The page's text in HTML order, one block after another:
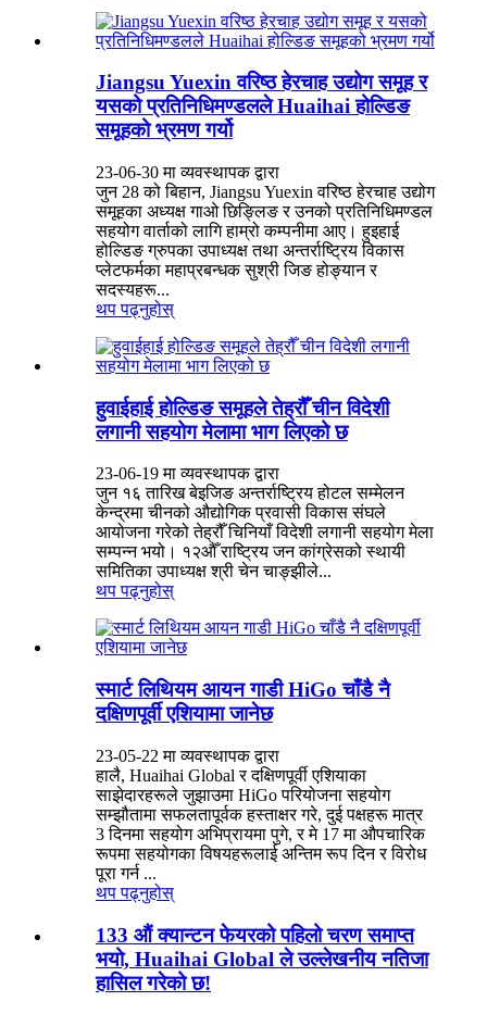
Jiangsu Yuexin वरिष्ठ हेरचाह उद्योग समूह र
यसको प्रतिनिधिमण्डलले Huaihai होल्डिङ
समूहको भ्रमण गर्यो
23-06-30 मा व्यवस्थापक द्वारा
जुन 28 को बिहान, Jiangsu Yuexin वरिष्ठ हेरचाह उद्योग
समूहका अध्यक्ष गाओ छिङ्लिङ र उनको प्रतिनिधिमण्डल
सहयोग वार्ताको लागि हाम्रो कम्पनीमा आए। हुइहाई
होल्डिङ ग्रुपका उपाध्यक्ष तथा अन्तर्राष्ट्रिय विकास
प्लेटफर्मका महाप्रबन्धक सुश्री जिङ होङ्यान र
सदस्यहरू...
थप पढ्नुहोस्
हुवाईहाई होल्डिङ समूहले तेह्रौँ चीन विदेशी
लगानी सहयोग मेलामा भाग लिएको छ
23-06-19 मा व्यवस्थापक द्वारा
जुन १६ तारिख बेइजिङ अन्तर्राष्ट्रिय होटल सम्मेलन
केन्द्रमा चीनको औद्योगिक प्रवासी विकास संघले
आयोजना गरेको तेह्रौँ चिनियाँ विदेशी लगानी सहयोग मेला
सम्पन्न भयो। १२औँ राष्ट्रिय जन कांग्रेसको स्थायी
समितिका उपाध्यक्ष श्री चेन चाङ्झीले...
थप पढ्नुहोस्
स्मार्ट लिथियम आयन गाडी HiGo चाँडै नै
दक्षिणपूर्वी एशियामा जानेछ
23-05-22 मा व्यवस्थापक द्वारा
हालै, Huaihai Global र दक्षिणपूर्वी एशियाका
साझेदारहरूले जुझाउमा HiGo परियोजना सहयोग
सम्झौतामा सफलतापूर्वक हस्ताक्षर गरे, दुई पक्षहरू मात्र
3 दिनमा सहयोग अभिप्रायमा पुगे, र मे 17 मा औपचारिक
रूपमा सहयोगका विषयहरूलाई अन्तिम रूप दिन र विरोध
पूरा गर्न ...
थप पढ्नुहोस्
133 औं क्यान्टन फेयरको पहिलो चरण समाप्त
भयो, Huaihai Global ले उल्लेखनीय नतिजा
हासिल गरेको छ!